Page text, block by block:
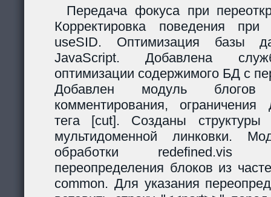
Передача фокуса при
Корректировка поведения
useSID. Оптимизация базы
JavaScript. Добавлена
оптимизации содержимого БД с
Добавлен модуль
комментирования, ограничения
тега [cut]. Созданы
мультидоменной линковки.
обработки redefined.vis
переопределения блоков из
common. Для указания